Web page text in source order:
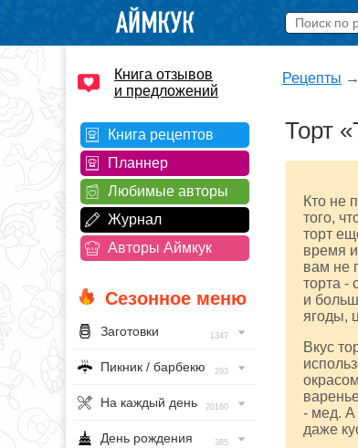
Книга отзывов
и предложений
Книга рецептов
Планнер
Любимые авторы
Журнал
Авторы Аймкук
Сезонное меню
Заготовки 1347
Пикник / барбекю 293
На каждый день 20160
День рождения 385
Рецепты →
Торт
Кто не
того,
торт
время
вам не
торта -
и
ягоды,
Вкус
- мед. А
даже